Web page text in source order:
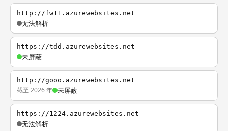
http://fw11.azurewebsites.net
无法解析
https://tdd.azurewebsites.net
未屏蔽
http://gooo.azurewebsites.net
截至 2026 年 未屏蔽
https://1224.azurewebsites.net
无法解析